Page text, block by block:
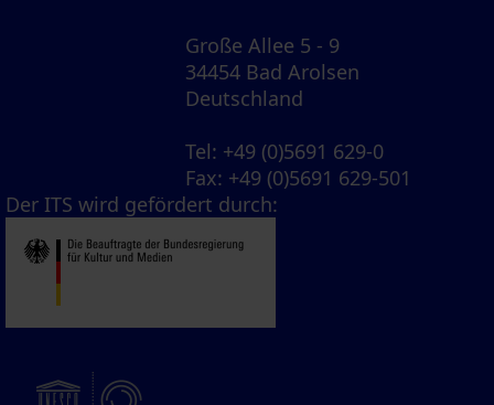
Große Allee 5 - 9
34454 Bad Arolsen
Deutschland
Tel: +49 (0)5691 629-0
Fax: +49 (0)5691 629-501
Der ITS wird gefördert durch: